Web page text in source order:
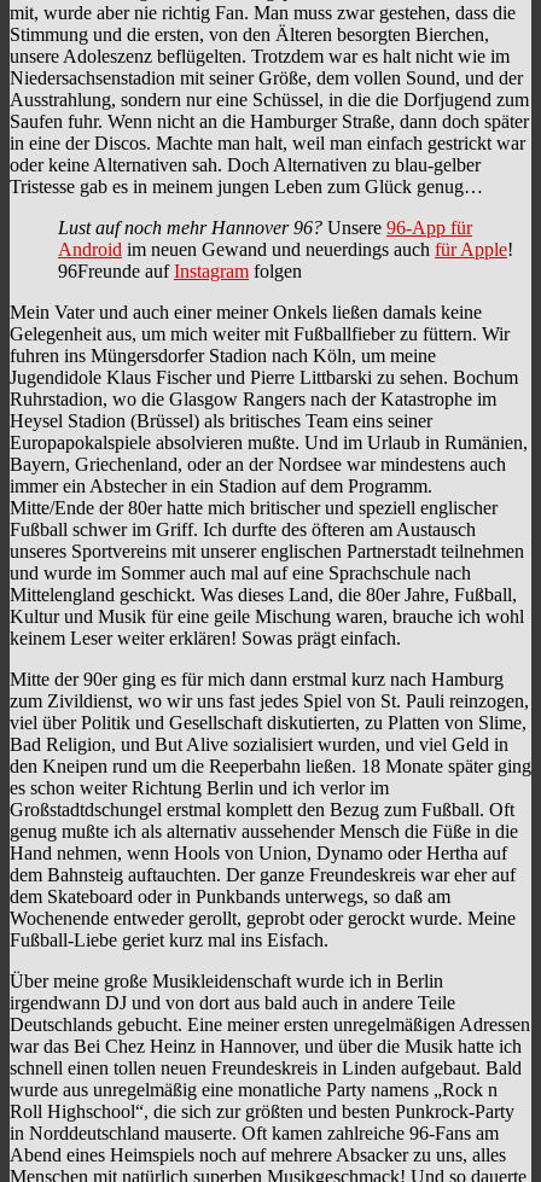
mit, wurde aber nie richtig Fan. Man muss zwar gestehen, dass die
Stimmung und die ersten, von den Älteren besorgten Bierchen,
unsere Adoleszenz beflügelten. Trotzdem war es halt nicht wie im
Niedersachsenstadion mit seiner Größe, dem vollen Sound, und der
Ausstrahlung, sondern nur eine Schüssel, in die die Dorfjugend zum
Saufen fuhr. Wenn nicht an die Hamburger Straße, dann doch später
in eine der Discos. Machte man halt, weil man einfach gestrickt war
oder keine Alternativen sah. Doch Alternativen zu blau-gelber
Tristesse gab es in meinem jungen Leben zum Glück genug…
Lust auf noch mehr Hannover 96? Unsere 96-App für
Android im neuen Gewand und neuerdings auch für Apple!
96Freunde aufInstagram folgen
Mein Vater und auch einer meiner Onkels ließen damals keine
Gelegenheit aus, um mich weiter mit Fußballfieber zu füttern. Wir
fuhren ins Müngersdorfer Stadion nach Köln, um meine
Jugendidole Klaus Fischer und Pierre Littbarski zu sehen. Bochum
Ruhrstadion, wo die Glasgow Rangers nach der Katastrophe im
Heysel Stadion (Brüssel) als britisches Team eins seiner
Europapokalspiele absolvieren mußte. Und im Urlaub in Rumänien,
Bayern, Griechenland, oder an der Nordsee war mindestens auch
immer ein Abstecher in ein Stadion auf dem Programm.
Mitte/Ende der 80er hatte mich britischer und speziell englischer
Fußball schwer im Griff. Ich durfte des öfteren am Austausch
unseres Sportvereins mit unserer englischen Partnerstadt teilnehmen
und wurde im Sommer auch mal auf eine Sprachschule nach
Mittelengland geschickt. Was dieses Land, die 80er Jahre, Fußball,
Kultur und Musik für eine geile Mischung waren, brauche ich wohl
keinem Leser weiter erklären! Sowas prägt einfach.
Mitte der 90er ging es für mich dann erstmal kurz nach Hamburg
zum Zivildienst, wo wir uns fast jedes Spiel von St. Pauli reinzogen,
viel über Politik und Gesellschaft diskutierten, zu Platten von Slime,
Bad Religion, und But Alive sozialisiert wurden, und viel Geld in
den Kneipen rund um die Reeperbahn ließen. 18 Monate später ging
es schon weiter Richtung Berlin und ich verlor im
Großstadtdschungel erstmal komplett den Bezug zum Fußball. Oft
genug mußte ich als alternativ aussehender Mensch die Füße in die
Hand nehmen, wenn Hools von Union, Dynamo oder Hertha auf
dem Bahnsteig auftauchten. Der ganze Freundeskreis war eher auf
dem Skateboard oder in Punkbands unterwegs, so daß am
Wochenende entweder gerollt, geprobt oder gerockt wurde. Meine
Fußball-Liebe geriet kurz mal ins Eisfach.
Über meine große Musikleidenschaft wurde ich in Berlin
irgendwann DJ und von dort aus bald auch in andere Teile
Deutschlands gebucht. Eine meiner ersten unregelmäßigen Adressen
war das Bei Chez Heinz in Hannover, und über die Musik hatte ich
schnell einen tollen neuen Freundeskreis in Linden aufgebaut. Bald
wurde aus unregelmäßig eine monatliche Party namens „Rock n
Roll Highschool“, die sich zur größten und besten Punkrock-Party
in Norddeutschland mauserte. Oft kamen zahlreiche 96-Fans am
Abend eines Heimspiels noch auf mehrere Absacker zu uns, alles
Menschen mit natürlich superben Musikgeschmack! Und so dauerte